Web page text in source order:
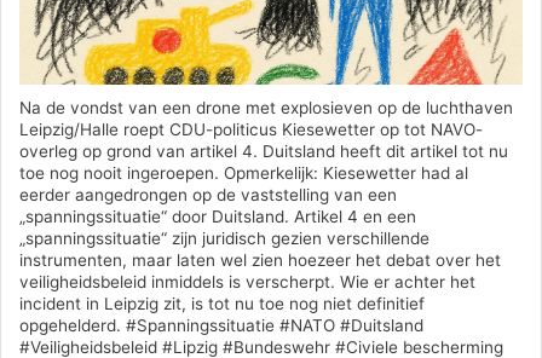
Na de vondst van een drone met explosieven op de luchthaven
Leipzig/Halle roept CDU-politicus Kiesewetter op tot NAVO-
overleg op grond van artikel 4. Duitsland heeft dit artikel tot nu
toe nog nooit ingeroepen. Opmerkelijk: Kiesewetter had al
eerder aangedrongen op de vaststelling van een
„spanningssituatie“ door Duitsland. Artikel 4 en een
„spanningssituatie“ zijn juridisch gezien verschillende
instrumenten, maar laten wel zien hoezeer het debat over het
veiligheidsbeleid inmiddels is verscherpt. Wie er achter het
incident in Leipzig zit, is tot nu toe nog niet definitief
opgehelderd. #Spanningssituatie #NATO #Duitsland
#Veiligheidsbeleid #Lipzig #Bundeswehr #Civiele bescherming